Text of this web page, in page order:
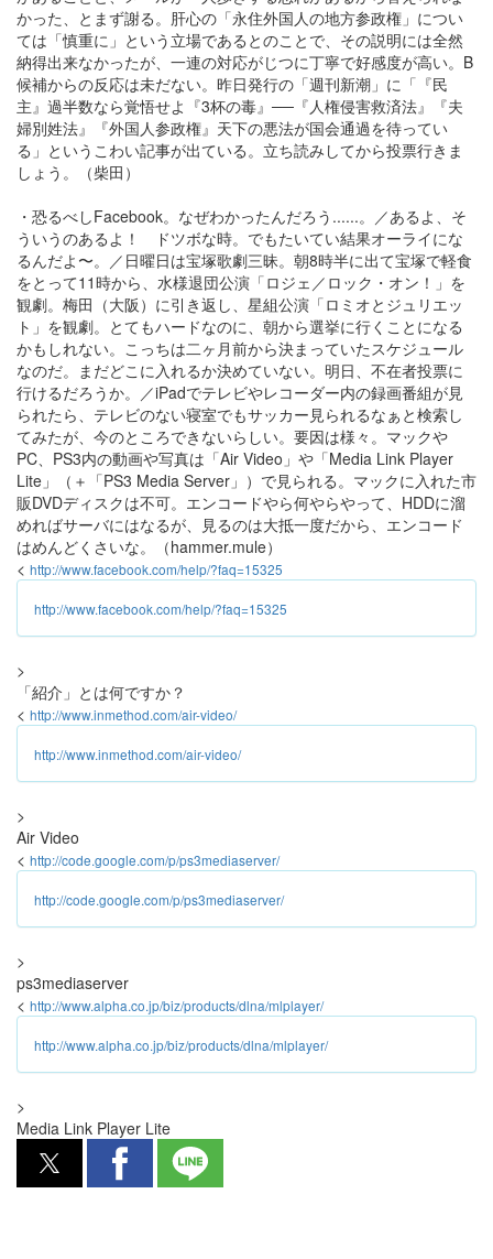
かった、とまず謝る。肝心の「永住外国人の地方参政権」につい
ては「慎重に」という立場であるとのことで、その説明には全然
納得出来なかったが、一連の対応がじつに丁寧で好感度が高い。B
候補からの反応は未だない。昨日発行の「週刊新潮」に「『民
主』過半数なら覚悟せよ『3杯の毒』──『人権侵害救済法』『夫
婦別姓法』『外国人参政権』天下の悪法が国会通過を待ってい
る」というこわい記事が出ている。立ち読みしてから投票行きま
しょう。（柴田）
・恐るべしFacebook。なぜわかったんだろう......。／あるよ、そ
ういうのあるよ！ ドツボな時。でもたいてい結果オーライにな
るんだよ〜。／日曜日は宝塚歌劇三昧。朝8時半に出て宝塚で軽食
をとって11時から、水様退団公演「ロジェ／ロック・オン！」を
観劇。梅田（大阪）に引き返し、星組公演「ロミオとジュリエッ
ト」を観劇。とてもハードなのに、朝から選挙に行くことになる
かもしれない。こっちは二ヶ月前から決まっていたスケジュール
なのだ。まだどこに入れるか決めていない。明日、不在者投票に
行けるだろうか。／iPadでテレビやレコーダー内の録画番組が見
られたら、テレビのない寝室でもサッカー見られるなぁと検索し
てみたが、今のところできないらしい。要因は様々。マックや
PC、PS3内の動画や写真は「Air Video」や「Media Link Player
Lite」（＋「PS3 Media Server」）で見られる。マックに入れた市
販DVDディスクは不可。エンコードやら何やらやって、HDDに溜
めればサーバにはなるが、見るのは大抵一度だから、エンコード
はめんどくさいな。（hammer.mule）
< http://www.facebook.com/help/?faq=15325
http://www.facebook.com/help/?faq=15325
>
「紹介」とは何ですか？
< http://www.inmethod.com/air-video/
http://www.inmethod.com/air-video/
>
Air Video
< http://code.google.com/p/ps3mediaserver/
http://code.google.com/p/ps3mediaserver/
>
ps3mediaserver
< http://www.alpha.co.jp/biz/products/dlna/mlplayer/
http://www.alpha.co.jp/biz/products/dlna/mlplayer/
>
Media Link Player Lite